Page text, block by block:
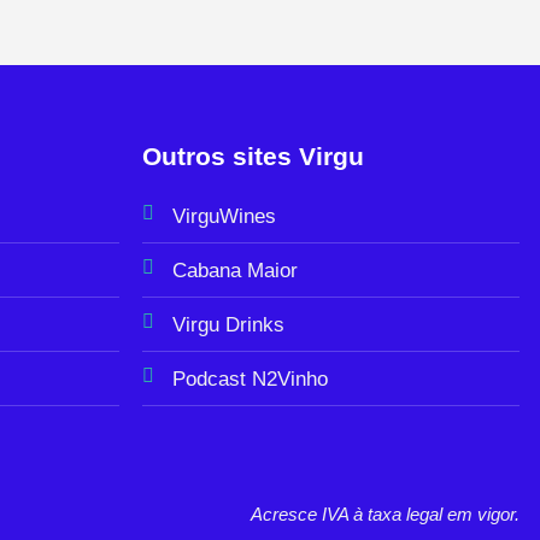
Outros sites Virgu
VirguWines
Cabana Maior
Virgu Drinks
Podcast N2Vinho
Acresce IVA à taxa legal em vigor.